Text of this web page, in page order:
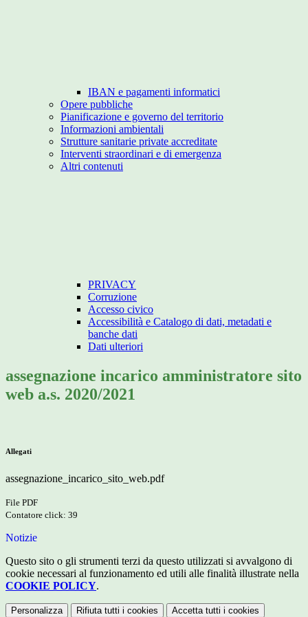
IBAN e pagamenti informatici
Opere pubbliche
Pianificazione e governo del territorio
Informazioni ambientali
Strutture sanitarie private accreditate
Interventi straordinari e di emergenza
Altri contenuti
PRIVACY
Corruzione
Accesso civico
Accessibilità e Catalogo di dati, metadati e
banche dati
Dati ulteriori
assegnazione incarico amministratore sito
web a.s. 2020/2021
Allegati
assegnazione_incarico_sito_web.pdf
File PDF
Contatore click: 39
Notizie
Questo sito o gli strumenti terzi da questo utilizzati si avvalgono di
cookie necessari al funzionamento ed utili alle finalità illustrate nella
COOKIE POLICY.
Personalizza Rifiuta tutti i cookies Accetta tutti i cookies